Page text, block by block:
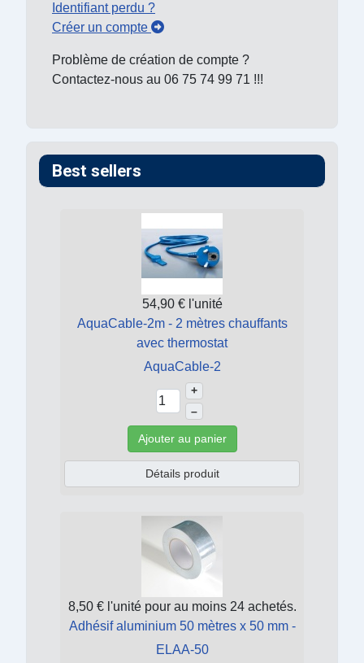
Identifiant perdu ?
Créer un compte
Problème de création de compte ?
Contactez-nous au 06 75 74 99 71 !!!
Best sellers
54,90 € l'unité
AquaCable-2m - 2 mètres chauffants
avec thermostat
AquaCable-2
+
–
Ajouter au panier
Détails produit
8,50 € l'unité pour au moins 24 achetés.
Adhésif aluminium 50 mètres x 50 mm -
ELAA-50